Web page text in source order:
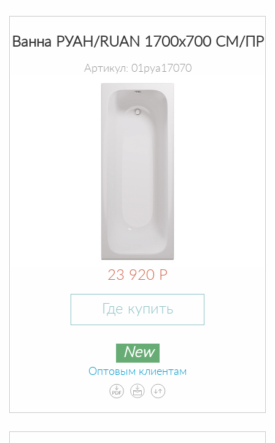
Ванна РУАН/RUAN 1700х700 СМ/ПР
Артикул: 01руа17070
23 920 Р
Где купить
New
Оптовым клиентам